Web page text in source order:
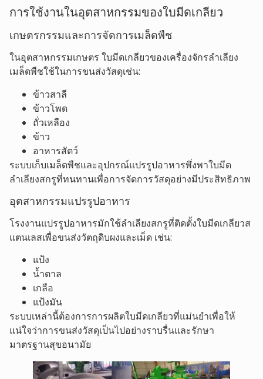
การใช้งานในอุตสาหกรรมของใบมีดเกลียว
เกษตรกรรมและการจัดการเมล็ดพืช
ในอุตสาหกรรมเกษตร ใบมีดเกลียวของเครื่องจักรลำเลียง
เมล็ดพืชใช้ในการขนส่งวัสดุเช่น:
ข้าวสาลี
ข้าวโพด
ถั่วเหลือง
ข้าว
อาหารสัตว์
ระบบเก็บเมล็ดพืชและอุปกรณ์แปรรูปอาหารพึ่งพาใบมีด
ลำเลียงสกรูที่ทนทานเพื่อการจัดการวัสดุอย่างมีประสิทธิภาพ
อุตสาหกรรมแปรรูปอาหาร
โรงงานแปรรูปอาหารมักใช้ลำเลียงสกรูที่ติดตั้งใบมีดเกลียวส
แตนเลสเพื่อขนส่งวัตถุดิบผงและเม็ด เช่น:
แป้ง
น้ำตาล
เกลือ
แป้งมัน
ระบบเหล่านี้ต้องการการผลิตใบมีดเกลียวที่แม่นยำเพื่อให้
แน่ใจว่าการขนส่งวัสดุเป็นไปอย่างราบรื่นและรักษา
มาตรฐานสุขอนามัย